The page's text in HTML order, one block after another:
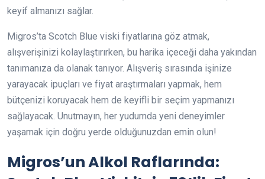
keyif almanızı sağlar.
Migros’ta Scotch Blue viski fiyatlarına göz atmak,
alışverişinizi kolaylaştırırken, bu harika içeceği daha yakından
tanımanıza da olanak tanıyor. Alışveriş sırasında işinize
yarayacak ipuçları ve fiyat araştırmaları yapmak, hem
bütçenizi koruyacak hem de keyifli bir seçim yapmanızı
sağlayacak. Unutmayın, her yudumda yeni deneyimler
yaşamak için doğru yerde olduğunuzdan emin olun!
Migros’un Alkol Raflarında: